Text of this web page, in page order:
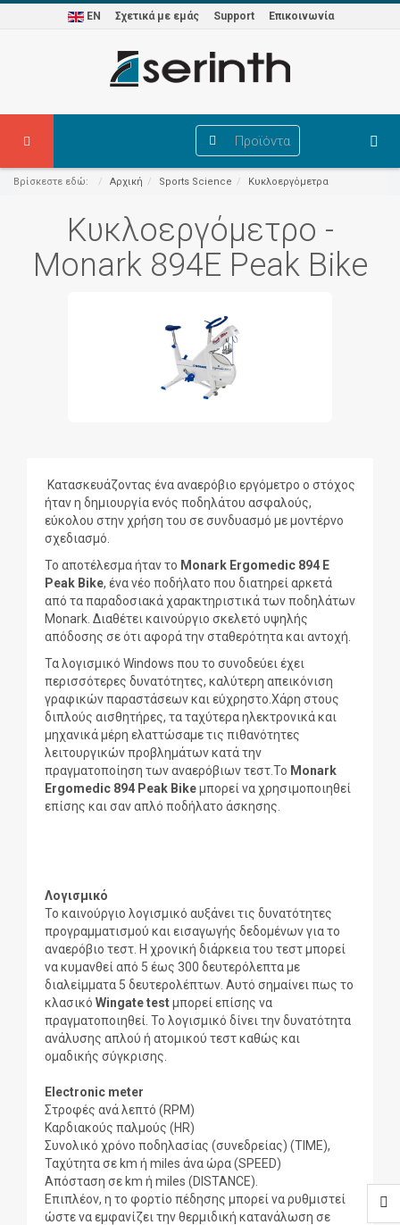
EN Σχετικά με εμάς Support Επικοινωνία
Προϊόντα
Βρίσκεστε εδώ: Αρχική Sports Science Κυκλοεργόμετρα
Κυκλοεργόμετρο -
Monark 894E Peak Bike
Κατασκευάζοντας ένα αναερόβιο εργόμετρο ο στόχος
ήταν η δημιουργία ενός ποδηλάτου ασφαλούς,
εύκολου στην χρήση του σε συνδυασμό με μοντέρνο
σχεδιασμό.
Το αποτέλεσμα ήταν το Monark Ergomedic 894 E
Peak Bike, ένα νέο ποδήλατο που διατηρεί αρκετά
από τα παραδοσιακά χαρακτηριστικά των ποδηλάτων
Monark. Διαθέτει καινούργιο σκελετό υψηλής
απόδοσης σε ότι αφορά την σταθερότητα και αντοχή.
Τα λογισμικό Windows που το συνοδεύει έχει
περισσότερες δυνατότητες, καλύτερη απεικόνιση
γραφικών παραστάσεων και εύχρηστο.Χάρη στους
διπλούς αισθητήρες, τα ταχύτερα ηλεκτρονικά και
μηχανικά μέρη ελαττώσαμε τις πιθανότητες
λειτουργικών προβλημάτων κατά την
πραγματοποίηση των αναερόβιων τεστ.Το Monark
Ergomedic 894 Peak Bikeμπορεί να χρησιμοποιηθεί
επίσης και σαν απλό ποδήλατο άσκησης.
Λογισμικό
Το καινούργιο λογισμικό αυξάνει τις δυνατότητες
προγραμματισμού και εισαγωγής δεδομένων για το
αναερόβιο τεστ. Η χρονική διάρκεια του τεστ μπορεί
να κυμανθεί από 5 έως 300 δευτερόλεπτα με
διαλείμματα 5 δευτερολέπτων. Αυτό σημαίνει πως το
κλασικό Wingate testμπορεί επίσης να
πραγματοποιηθεί. Το λογισμικό δίνει την δυνατότητα
ανάλυσης απλού ή ατομικού τεστ καθώς και
ομαδικής σύγκρισης.
Electronic meter
Στροφές ανά λεπτό (RPM)
Καρδιακούς παλμούς (HR)
Συνολικό χρόνο ποδηλασίας (συνεδρείας) (TIME),
Ταχύτητα σε km ή miles άνα ώρα (SPEED)
Απόσταση σε km ή miles (DISTANCE).
Επιπλέον, η το φορτίο πέδησης μπορεί να ρυθμιστεί
ώστε να εμφανίζει την θερμιδική κατανάλωση σε